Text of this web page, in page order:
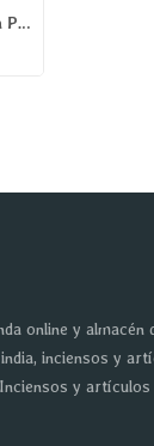
TRIDEV - Velvet Yoga Power
online y almacén
inciensos y
y artículos